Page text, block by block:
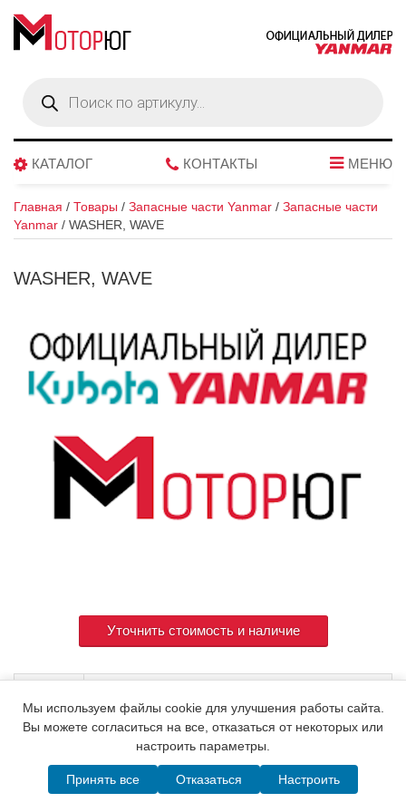
товаров
КАТАЛОГ КОНТАКТЫ МЕНЮ
Главная / Товары / Запасные части Yanmar / Запасные части
Yanmar / WASHER, WAVE
WASHER, WAVE
Уточнить стоимость и наличие
© 2015. Все права защищены.Мотор-Юг
Написать в MAX Telegram WhatsApp Позвонить
Мы используем файлы cookie для улучшения работы сайта.
Вы можете согласиться на все, отказаться от некоторых или
настроить параметры.
Принять все Отказаться Настроить